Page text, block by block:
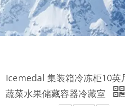
Icemedal 集装箱冷冻柜10英
蔬菜水果储藏容器冷藏室